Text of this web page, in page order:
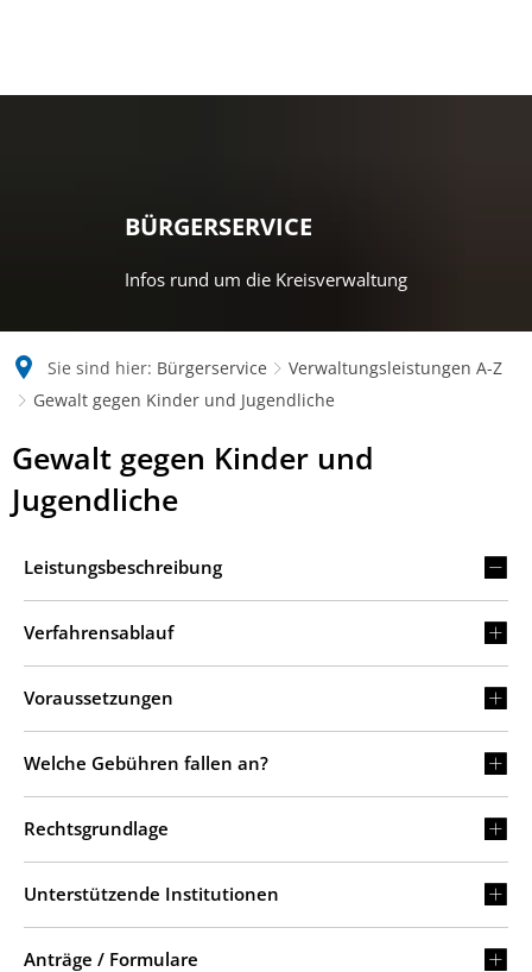
BÜRGERSERVICE
Infos rund um die Kreisverwaltung
Sie sind hier: Bürgerservice
Verwaltungsleistungen A-Z
Gewalt gegen Kinder und Jugendliche
Gewalt gegen Kinder und
Jugendliche
Leistungsbeschreibung
Verfahrensablauf
Voraussetzungen
Welche Gebühren fallen an?
Rechtsgrundlage
Unterstützende Institutionen
Anträge / Formulare